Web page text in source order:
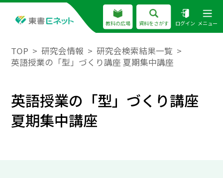
教科の広場 資料をさがす ログイン メニュー
TOP 研究会情報
研究会検索結果一覧
英語授業の「型」づくり講座 夏期集中講座
英語授業の「型」づくり講座
夏期集中講座